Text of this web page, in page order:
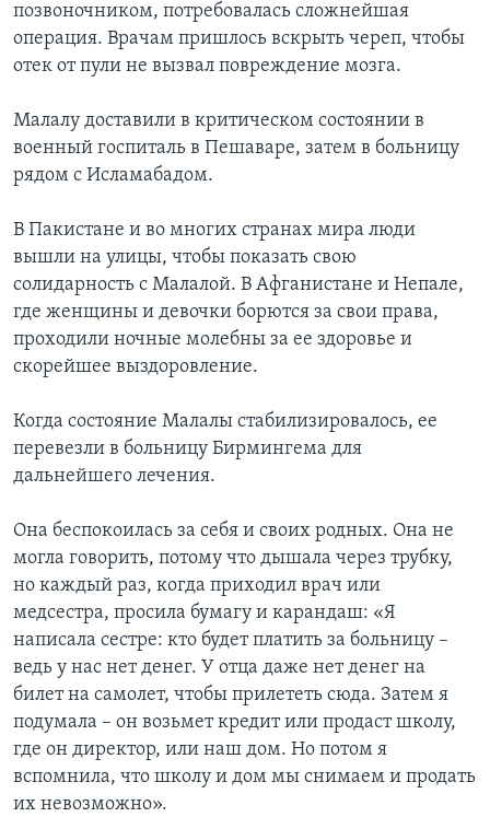
позвоночником, потребовалась сложнейшая
операция. Врачам пришлось вскрыть череп, чтобы
отек от пули не вызвал повреждение мозга.
Малалу доставили в критическом состоянии в
военный госпиталь в Пешаваре, затем в больницу
рядом с Исламабадом.
В Пакистане и во многих странах мира люди
вышли на улицы, чтобы показать свою
солидарность с Малалой. В Афганистане и Непале,
где женщины и девочки борются за свои права,
проходили ночные молебны за ее здоровье и
скорейшее выздоровление.
Когда состояние Малалы стабилизировалось, ее
перевезли в больницу Бирмингема для
дальнейшего лечения.
Она беспокоилась за себя и своих родных. Она не
могла говорить, потому что дышала через трубку,
но каждый раз, когда приходил врач или
медсестра, просила бумагу и карандаш: «Я
написала сестре: кто будет платить за больницу –
ведь у нас нет денег. У отца даже нет денег на
билет на самолет, чтобы прилететь сюда. Затем я
подумала – он возьмет кредит или продаст школу,
где он директор, или наш дом. Но потом я
вспомнила, что школу и дом мы снимаем и продать
их невозможно».